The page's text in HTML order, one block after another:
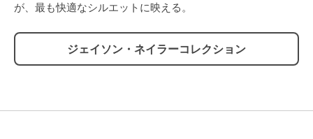
が、最も快適なシルエットに映える。
ジェイソン・ネイラーコレクション